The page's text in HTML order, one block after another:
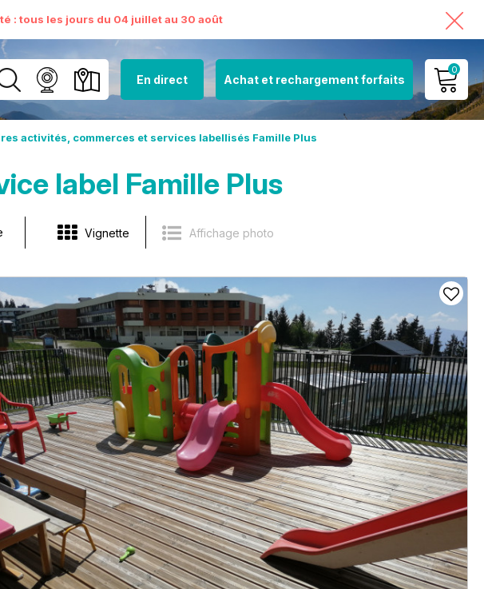
: tous les jours du 04 juillet au 30 août
En direct Achat et rechargement forfaits
0
MON COMPTE
activités, commerces et services labellisés Famille Plus
label Famille Plus
Vignette Affichage photo